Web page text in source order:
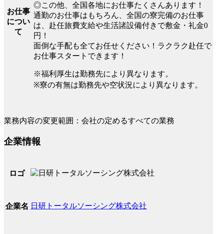
お仕事
につい
て
◎この他、全国各地にお仕事たくさんあります！
通勤のお仕事はもちろん、全国の寮完備のお仕事
は、赴任旅費支給や生活諸設備付きで敷金・礼金0
円！
面倒な手配も全てお任せください！ラクラク赴任で
お仕事スタートできます！
※福利厚生は勤務先により異なります。
※寮の有無は勤務先や空状況により異なります。
業務内容の変更範囲：会社の定めるすべての業務
企業情報
ロゴ
企業名 日研トータルソーシング株式会社